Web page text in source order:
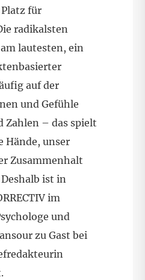
für
radikalsten
lautesten, ein
auf der
und Gefühle
Zahlen – das spielt
Hände, unser
Zusammenhalt
ist in
im
und
zu Gast bei